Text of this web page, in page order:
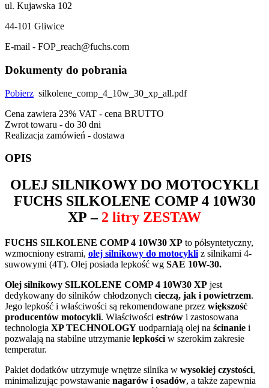
ul. Kujawska 102
44-101 Gliwice
E-mail - FOP_reach@fuchs.com
Dokumenty do pobrania
Pobierz silkolene_comp_4_10w_30_xp_all.pdf
Cena zawiera 23% VAT - cena BRUTTO
Zwrot towaru - do 30 dni
Realizacja zamówień - dostawa
OPIS
OLEJ SILNIKOWY DO MOTOCYKLI
FUCHS SILKOLENE COMP 4 10W30
XP – 2 litry ZESTAW
FUCHS SILKOLENE COMP 4 10W30 XP to półsyntetyczny,
wzmocniony estrami, olej silnikowy do motocykli z silnikami 4-
suwowymi (4T). Olej posiada lepkość wg SAE 10W-30.
Olej silnikowy SILKOLENE COMP 4 10W30 XP jest
dedykowany do silników chłodzonych cieczą, jak i powietrzem.
Jego lepkość i właściwości są rekomendowane przez większość
producentów motocykli. Właściwości estrów i zastosowana
technologia XP TECHNOLOGY uodparniają olej na ścinanie i
pozwalają na stabilne utrzymanie lepkości w szerokim zakresie
temperatur.
Pakiet dodatków utrzymuje wnętrze silnika w wysokiej czystości,
minimalizując powstawanie nagarów i osadów, a także zapewnia